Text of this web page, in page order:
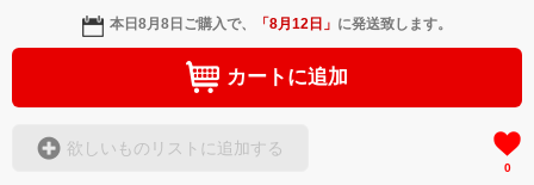
本日8月8日 ご購入で、 「8月12日 」 に発送致します。
カートに追加
欲しいものリストに追加する
0